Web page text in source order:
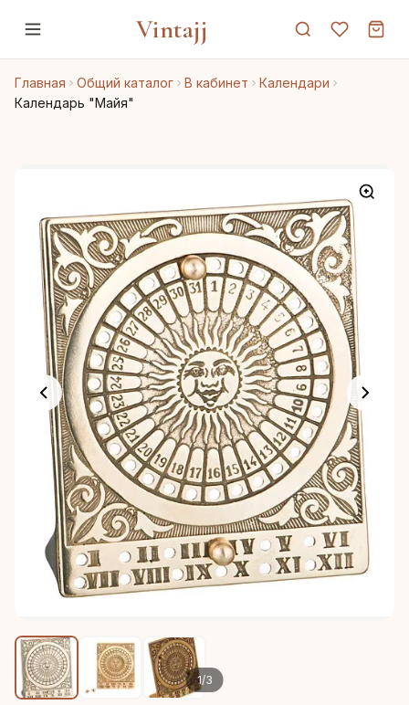
Vintajj
Главная Общий каталог В кабинет
Календари
Календарь "Майя"
1/3